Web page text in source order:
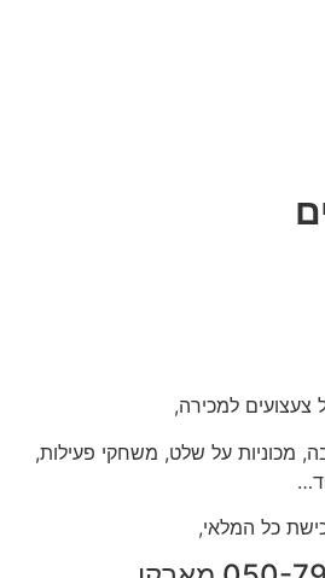
מכוניות על שלט, משחקי פעילות,